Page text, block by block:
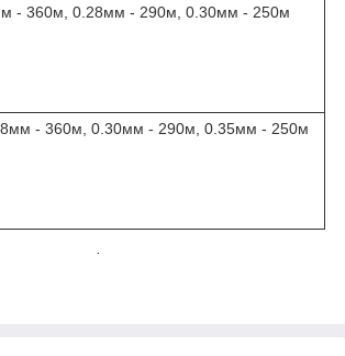
- 360м, 0.28мм - 290м, 0.30мм - 250м
360м, 0.30мм - 290м, 0.35мм - 250м